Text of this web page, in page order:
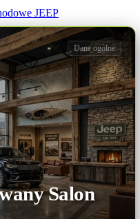
JEEP
Salon
Dane ogólne